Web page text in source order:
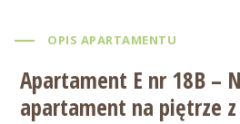
OPIS APARTAMENTU
Apartament E nr 18B –
apartament na piętrze